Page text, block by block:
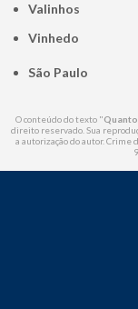
Valinhos
Vinhedo
São Paulo
O conteúdo do texto "
direito reservado. Sua
a autorização do autor. Crime